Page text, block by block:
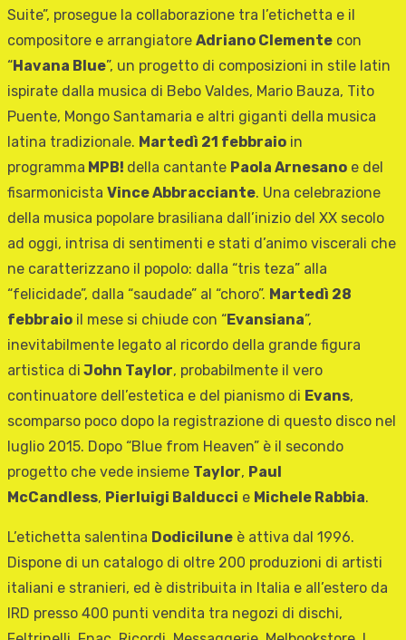
Suite”, prosegue la collaborazione tra l’etichetta e il
compositore e arrangiatore Adriano Clemente con
“Havana Blue”, un progetto di composizioni in stile latin
ispirate dalla musica di Bebo Valdes, Mario Bauza, Tito
Puente, Mongo Santamaria e altri giganti della musica
latina tradizionale. Martedì 21 febbraio in
programma MPB! della cantante Paola Arnesano e del
fisarmonicista Vince Abbracciante. Una celebrazione
della musica popolare brasiliana dall’inizio del XX secolo
ad oggi, intrisa di sentimenti e stati d’animo viscerali che
ne caratterizzano il popolo: dalla “tris teza” alla
“felicidade”, dalla “saudade” al “choro”. Martedì 28
febbraio il mese si chiude con “Evansiana”,
inevitabilmente legato al ricordo della grande figura
artistica di John Taylor, probabilmente il vero
continuatore dell’estetica e del pianismo di Evans,
scomparso poco dopo la registrazione di questo disco nel
luglio 2015. Dopo “Blue from Heaven” è il secondo
progetto che vede insieme Taylor, Paul
McCandless, Pierluigi Balducci e Michele Rabbia.
L’etichetta salentina Dodicilune è attiva dal 1996.
Dispone di un catalogo di oltre 200 produzioni di artisti
italiani e stranieri, ed è distribuita in Italia e all’estero da
IRD presso 400 punti vendita tra negozi di dischi,